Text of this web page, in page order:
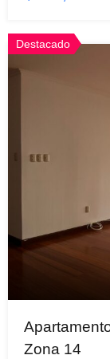
Destacado
Zona 14